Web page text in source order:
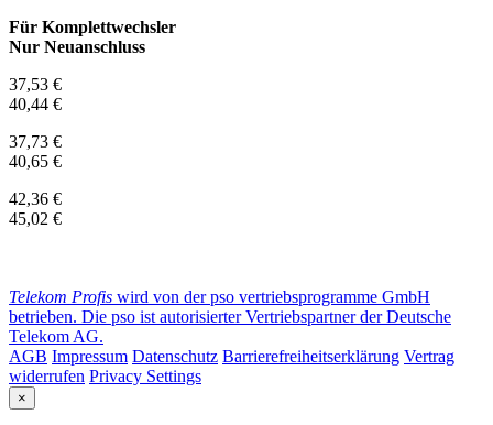
Für Komplettwechsler
Nur Neuanschluss
37,53 €
40,44 €
37,73 €
40,65 €
42,36 €
45,02 €
Telekom Profis wird von der pso vertriebsprogramme GmbH
betrieben. Die pso ist autorisierter Vertriebspartner der Deutsche
Telekom AG.
AGB Impressum Datenschutz Barrierefreiheitserklärung Vertrag
widerrufen Privacy Settings
×